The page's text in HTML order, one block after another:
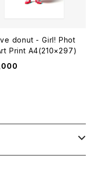
donut - Girl! Phot
Print A4(210×297)